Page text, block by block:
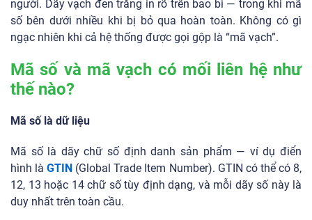
người. Dãy vạch đen trắng in rõ trên bao bì — trong khi mã
số bên dưới nhiều khi bị bỏ qua hoàn toàn. Không có gì
ngạc nhiên khi cả hệ thống được gọi gộp là “mã vạch”.
Mã số và mã vạch có mối liên hệ như
thế nào?
Mã số là dữ liệu
Mã số là dãy chữ số định danh sản phẩm — ví dụ điển
hình làGTIN (Global Trade Item Number). GTIN có thể có 8,
12, 13 hoặc 14 chữ số tùy định dạng, và mỗi dãy số này là
duy nhất trên toàn cầu.